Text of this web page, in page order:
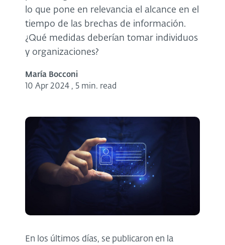
lo que pone en relevancia el alcance en el
tiempo de las brechas de información.
¿Qué medidas deberían tomar individuos
y organizaciones?
María Bocconi
10 Apr 2024 , 5 min. read
En los últimos días, se publicaron en la